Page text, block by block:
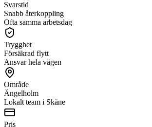
Svarstid
Snabb återkoppling
Ofta samma arbetsdag
Trygghet
Försäkrad flytt
Ansvar hela vägen
Område
Ängelholm
Lokalt team i Skåne
Pris